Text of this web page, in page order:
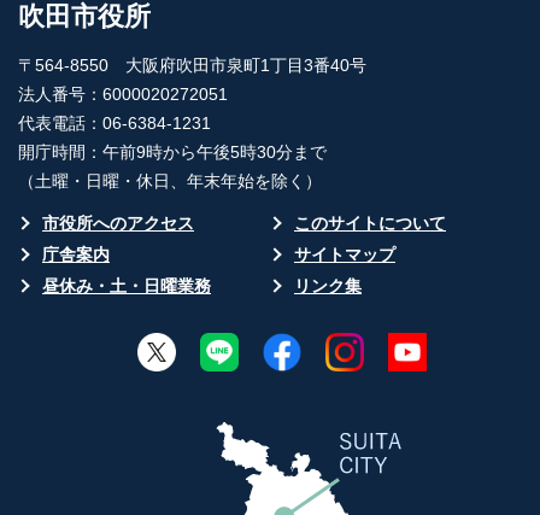
吹田市役所
〒564-8550 大阪府吹田市泉町1丁目3番40号
法人番号：6000020272051
代表電話：06-6384-1231
開庁時間：午前9時から午後5時30分まで
（土曜・日曜・休日、年末年始を除く）
市役所へのアクセス
このサイトについて
庁舎案内
サイトマップ
昼休み・土・日曜業務
リンク集